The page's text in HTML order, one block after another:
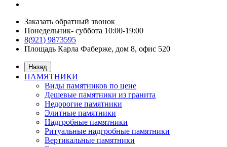
Заказать обратный звонок
Понедельник- суббота 10:00-19:00
8(921) 9873595
Площадь Карла Фаберже, дом 8, офис 520
Назад
ПАМЯТНИКИ
Виды памятников по цене
Дешевые памятники из гранита
Недорогие памятники
Элитные памятники
Надгробные памятники
Ритуальные надгробные памятники
Вертикальные памятники